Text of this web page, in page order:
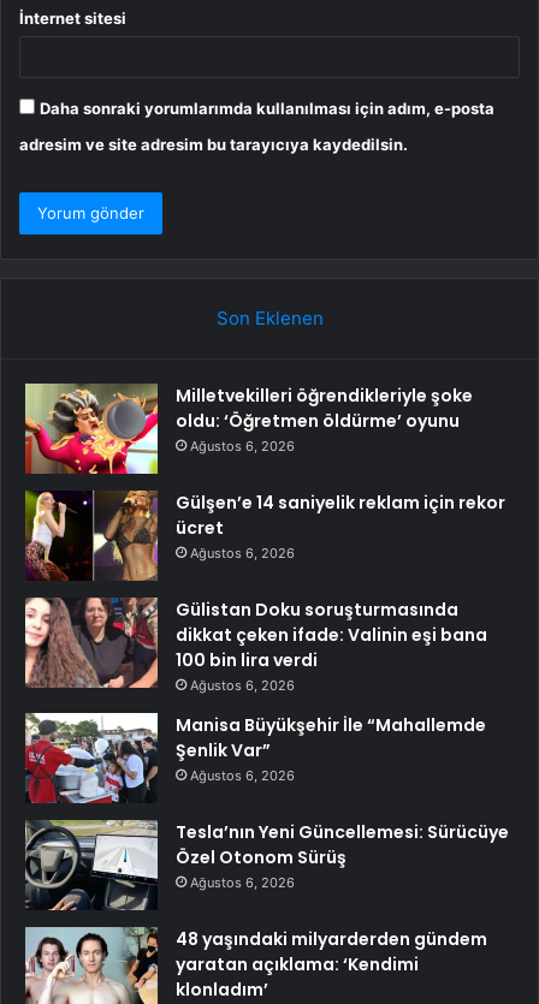
İnternet sitesi
Daha sonraki yorumlarımda kullanılması için adım, e-posta
adresim ve site adresim bu tarayıcıya kaydedilsin.
Son Eklenen
Milletvekilleri öğrendikleriyle şoke
oldu: ‘Öğretmen öldürme’ oyunu
Ağustos 6, 2026
Gülşen’e 14 saniyelik reklam için rekor
ücret
Ağustos 6, 2026
Gülistan Doku soruşturmasında
dikkat çeken ifade: Valinin eşi bana
100 bin lira verdi
Ağustos 6, 2026
Manisa Büyükşehir İle “Mahallemde
Şenlik Var”
Ağustos 6, 2026
Tesla’nın Yeni Güncellemesi: Sürücüye
Özel Otonom Sürüş
Ağustos 6, 2026
48 yaşındaki milyarderden gündem
yaratan açıklama: ‘Kendimi
klonladım’